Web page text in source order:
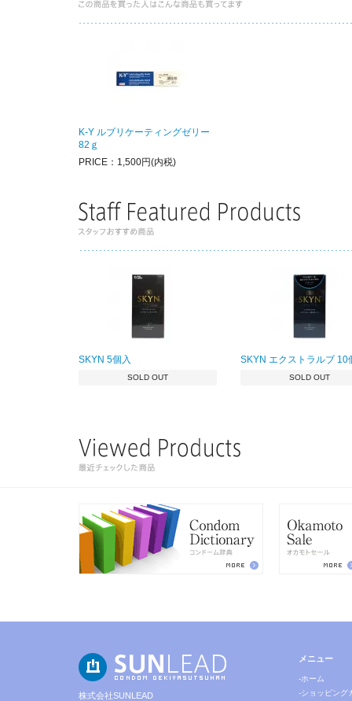
K-Y ルブリケーティングゼリー
82ｇ
PRICE：1,500円(内税)
SKYN 5個入
SOLD OUT
SKYN エクストラルブ 10
SOLD OUT
株式会社SUNLEAD
メニュー
-ホーム
-ショッピング